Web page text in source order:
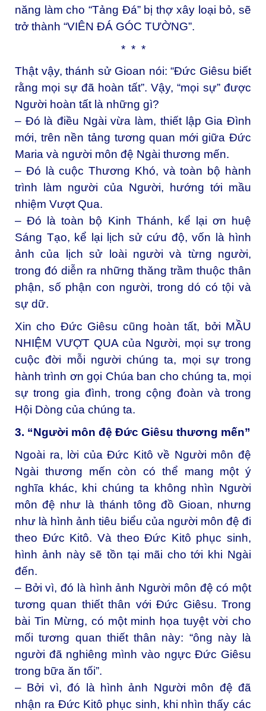
năng làm cho “Tảng Đá” bị thợ xây loại bỏ, sẽ
trở thành “VIÊN ĐÁ GÓC TƯỜNG”.
* * *
Thật vậy, thánh sử Gioan nói: “Đức Giêsu biết
rằng mọi sự đã hoàn tất”. Vậy, “mọi sự” được
Người hoàn tất là những gì?
– Đó là điều Ngài vừa làm, thiết lập Gia Đình
mới, trên nền tảng tương quan mới giữa Đức
Maria và người môn đệ Ngài thương mến.
– Đó là cuộc Thương Khó, và toàn bộ hành
trình làm người của Người, hướng tới mầu
nhiệm Vượt Qua.
– Đó là toàn bộ Kinh Thánh, kể lại ơn huệ
Sáng Tạo, kể lại lịch sử cứu độ, vốn là hình
ảnh của lịch sử loài người và từng người,
trong đó diễn ra những thăng trầm thuộc thân
phận, số phận con người, trong dó có tội và
sự dữ.
Xin cho Đức Giêsu cũng hoàn tất, bởi MẦU
NHIỆM VƯỢT QUA của Người, mọi sự trong
cuộc đời mỗi người chúng ta, mọi sự trong
hành trình ơn gọi Chúa ban cho chúng ta, mọi
sự trong gia đình, trong cộng đoàn và trong
Hội Dòng của chúng ta.
3. “Người môn đệ Đức Giêsu thương mến”
Ngoài ra, lời của Đức Kitô về Người môn đệ
Ngài thương mến còn có thể mang một ý
nghĩa khác, khi chúng ta không nhìn Người
môn đệ như là thánh tông đồ Gioan, nhưng
như là hình ảnh tiêu biểu của người môn đệ đi
theo Đức Kitô. Và theo Đức Kitô phục sinh,
hình ảnh này sẽ tồn tại mãi cho tới khi Ngài
đến.
– Bởi vì, đó là hình ảnh Người môn đệ có một
tương quan thiết thân với Đức Giêsu. Trong
bài Tin Mừng, có một minh họa tuyệt vời cho
mối tương quan thiết thân này: “ông này là
người đã nghiêng mình vào ngực Đức Giêsu
trong bữa ăn tối”.
– Bởi vì, đó là hình ảnh Người môn đệ đã
nhận ra Đức Kitô phục sinh, khi nhìn thấy các